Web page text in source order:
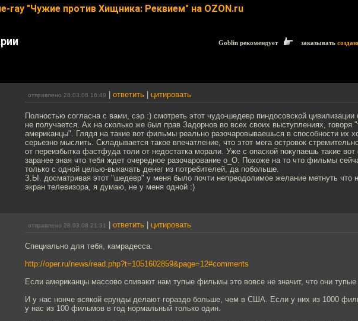
ray "Чужие против Хищника: Реквием" на OZON.ru
Goblin рекомендует заказывать
отправлено 28.03.08 16:49 ответить цитировать
Полностью согласна с вами, сэр :) смотреть этот чудо-шедевр пиндосовской цивилизации
не получается. Ах на сколько же был прав Задорнов во всех своих выступлениях, говоря
американцы". Глядя на такие вот фильмы реально разочаровываешься в способности их
серьезно мыслить. Складывается такое впечатление, что этот мега островок
от переизбытка фастфуда толи от недостатка морали. Уже с опаской покупаешь такие
заранее зная что тебя ждет очередное разочарование о_О. Похоже на то что фильмы
только с одной целью-выкачать денег из потребителей, да побольше.
З.Ы. досматривая этот "шедевр" у меня было почти непреодолимое желание метнуть что
экран телевизора, я думаю, не у меня одной :)
отправлено 28.03.08 21:31 ответить цитировать
Специально для тебя, камрадесса.
http://oper.ru/news/read.php?t=1051602859&page=12#comments
Если американцы массово сливают нам тупые фильмы это вовсе не значит, что они
И у нас нонче всякой ерунды делают гораздо больше, чем в США. Если у них из 1000
у нас из 100 фильмов в год нормальный только один.